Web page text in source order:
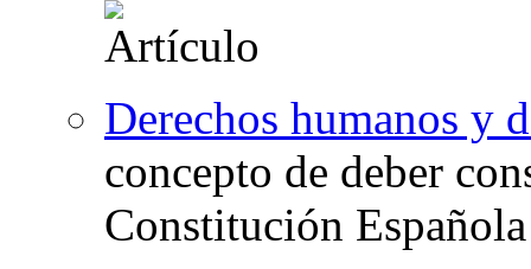
Derechos humanos y
concepto de deber
Constitución